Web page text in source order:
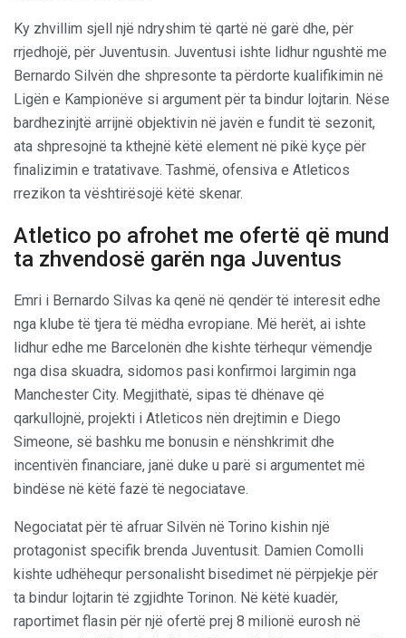
Ky zhvillim sjell një ndryshim të qartë në garë dhe, për
rrjedhojë, për Juventusin. Juventusi ishte lidhur ngushtë me
Bernardo Silvën dhe shpresonte ta përdorte kualifikimin në
Ligën e Kampionëve si argument për ta bindur lojtarin. Nëse
bardhezinjtë arrijnë objektivin në javën e fundit të sezonit,
ata shpresojnë ta kthejnë këtë element në pikë kyçe për
finalizimin e tratativave. Tashmë, ofensiva e Atleticos
rrezikon ta vështirësojë këtë skenar.
Atletico po afrohet me ofertë që mund
ta zhvendosë garën nga Juventus
Emri i Bernardo Silvas ka qenë në qendër të interesit edhe
nga klube të tjera të mëdha evropiane. Më herët, ai ishte
lidhur edhe me Barcelonën dhe kishte tërhequr vëmendje
nga disa skuadra, sidomos pasi konfirmoi largimin nga
Manchester City. Megjithatë, sipas të dhënave që
qarkullojnë, projekti i Atleticos nën drejtimin e Diego
Simeone, së bashku me bonusin e nënshkrimit dhe
incentivën financiare, janë duke u parë si argumentet më
bindëse në këtë fazë të negociatave.
Negociatat për të afruar Silvën në Torino kishin një
protagonist specifik brenda Juventusit. Damien Comolli
kishte udhëhequr personalisht bisedimet në përpjekje për
ta bindur lojtarin të zgjidhte Torinon. Në këtë kuadër,
raportimet flasin për një ofertë prej 8 milionë eurosh në